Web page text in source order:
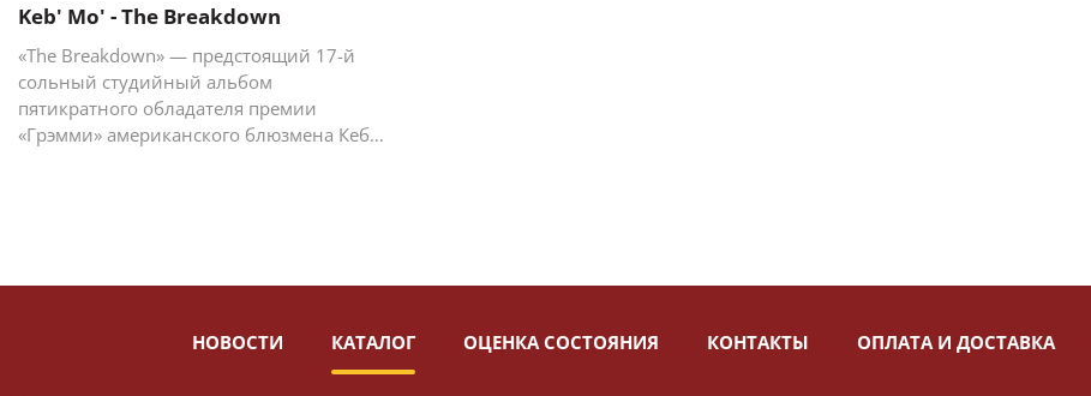
Keb' Mo' - The Breakdown
«The Breakdown» — предстоящий 17-й
сольный студийный альбом
пятикратного обладателя премии
«Грэмми» американского блюзмена Кеба
НОВОСТИ КАТАЛОГ ОЦЕНКА СОСТОЯНИЯ КОНТАКТЫ ОПЛАТА И ДОСТАВКА